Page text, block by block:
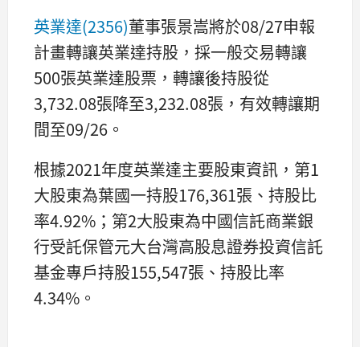
英業達(2356)董事張景嵩將於08/27申報
計畫轉讓英業達持股，採一般交易轉讓
500張英業達股票，轉讓後持股從
3,732.08張降至3,232.08張，有效轉讓期
間至09/26。
根據2021年度英業達主要股東資訊，第1
大股東為葉國一持股176,361張、持股比
率4.92%；第2大股東為中國信託商業銀
行受託保管元大台灣高股息證券投資信託
基金專戶持股155,547張、持股比率
4.34%。